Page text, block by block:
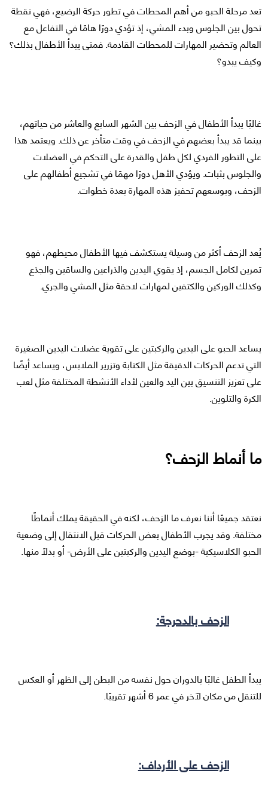
تعد مرحلة الحبو من أهم المحطات في تطور حركة الرضيع، فهي نقطة
تحول بين الجلوس وبدء المشي، إذ تؤدي دورًا هامًا في التفاعل مع
العالم وتحضير المهارات للمحطات القادمة. فمتى يبدأ الأطفال بذلك؟
وكيف يبدو؟
غالبًا يبدأ الأطفال في الزحف بين الشهر السابع والعاشر من حياتهم،
بينما قد يبدأ بعضهم في الزحف في وقت متأخر عن ذلك. ويعتمد هذا
على التطور الفردي لكل طفل والقدرة على التحكم في العضلات
والجلوس بثبات. ويؤدي الأهل دورًا مهمًا في تشجيع أطفالهم على
الزحف، وبوسعهم تحفيز هذه المهارة بعدة خطوات.
يُعد الزحف أكثر من وسيلة يستكشف فيها الأطفال محيطهم، فهو
تمرين لكامل الجسم، إذ يقوي اليدين والذراعين والساقين والجذع
وكذلك الوركين والكتفين لمهارات لاحقة مثل المشي والجري.
يساعد الحبو على اليدين والركبتين على تقوية عضلات اليدين الصغيرة
التي تدعم الحركات الدقيقة مثل الكتابة وتزرير الملابس، ويساعد أيضًا
على تعزيز التنسيق بين اليد والعين لأداء الأنشطة المختلفة مثل لعب
الكرة والتلوين.
ما أنماط الزحف؟
نعتقد جميعًا أننا نعرف ما الزحف، لكنه في الحقيقة يملك أنماطًا
مختلفة. وقد يجرب الأطفال بعض الحركات قبل الانتقال إلى وضعية
الحبو الكلاسيكية -بوضع اليدين والركبتين على الأرض- أو بدلًا منها.
الزحف بالدحرجة:
يبدأ الطفل غالبًا بالدوران حول نفسه من البطن إلى الظهر أو العكس
للتنقل من مكان لآخر في عمر 6 أشهر تقريبًا.
الزحف على الأرداف: